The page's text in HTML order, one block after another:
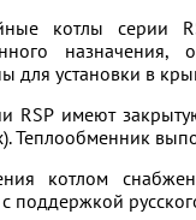
котлы серии
для установки в
RSP имеют
Теплообменник
котлом
поддержкой